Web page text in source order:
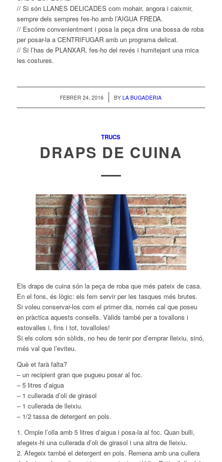
// Si són LLANES DELICADES com mohair, angora i caixmir,
sempre dels sempres fes-ho amb l’AIGUA FREDA.
// Escórre convenientment i posa la peça dins una bossa de roba
per posar-la a CENTRIFUGAR amb un programa delicat.
// Si l’has de PLANXAR, fes-ho del revés i humitejant una mica
les costures.
FEBRER 24, 2016
/ BYLA BUGADERIA
TRUCS
DRAPS DE CUINA
Els draps de cuina són la peça de roba que més pateix de casa.
En el fons, és lògic: els fem servir per les tasques més brutes.
Si voleu conservar-los com el primer dia, només cal que poseu
en pràctica aquests consells. Vàlids també per a tovallons i
estovalles i, fins i tot, tovalloles!
Si els colors són sòlids, no heu de tenir por d’emprar lleixiu, sinó,
més val que l’eviteu.
Què et farà falta?
– un recipient gran que pugueu posar al foc.
– 5 litres d’aigua
– 1 cullerada d’oli de girasol
– 1 cullerada de lleixiu.
– 1/2 tassa de detergent en pols.
1. Omple l’olla amb 5 litres d’aigua i posa-la al foc. Quan bulli,
afegeix-hi una cullerada d’oli de girasol i una altra de lleixiu.
2. Afegeix també el detergent en pols. Remena amb una cullera